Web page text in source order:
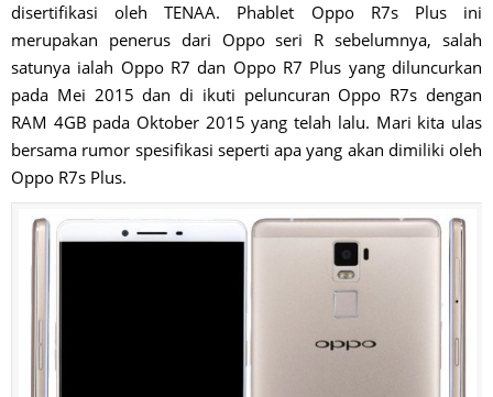
disertifikasi oleh TENAA. Phablet Oppo R7s Plus ini
merupakan penerus dari Oppo seri R sebelumnya, salah
satunya ialah Oppo R7 dan Oppo R7 Plus yang diluncurkan
pada Mei 2015 dan di ikuti peluncuran Oppo R7s dengan
RAM 4GB pada Oktober 2015 yang telah lalu. Mari kita ulas
bersama rumor spesifikasi seperti apa yang akan dimiliki oleh
Oppo R7s Plus.